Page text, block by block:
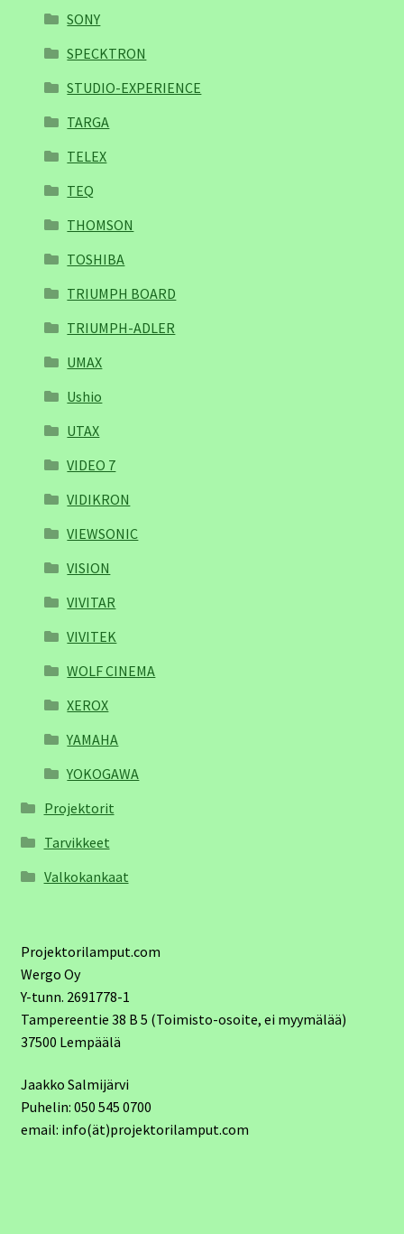
SONY
SPECKTRON
STUDIO-EXPERIENCE
TARGA
TELEX
TEQ
THOMSON
TOSHIBA
TRIUMPH BOARD
TRIUMPH-ADLER
UMAX
Ushio
UTAX
VIDEO 7
VIDIKRON
VIEWSONIC
VISION
VIVITAR
VIVITEK
WOLF CINEMA
XEROX
YAMAHA
YOKOGAWA
Projektorit
Tarvikkeet
Valkokankaat
Projektorilamput.com
Wergo Oy
Y-tunn. 2691778-1
Tampereentie 38 B 5 (Toimisto-osoite, ei myymälää)
37500 Lempäälä
Jaakko Salmijärvi
Puhelin: 050 545 0700
email: info(ät)projektorilamput.com